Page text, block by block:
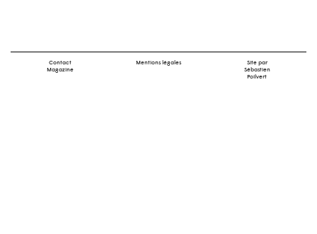
Contact
Magazine
Mentions légales
Site par
Sébastien
Poilvert